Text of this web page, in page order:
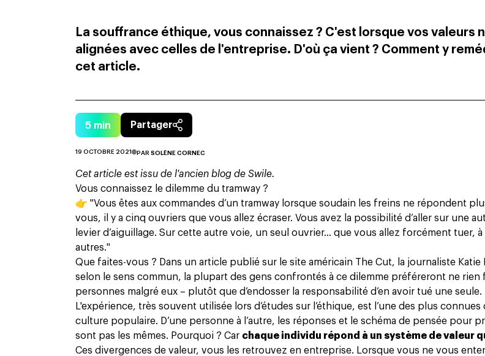
La souffrance éthique, vous connaissez ? C'est lorsque vos valeurs
alignées avec celles de l'entreprise. D'où ça vient ? Comment y
cet article.
5 min Partager
19 OCTOBRE 2021 PAR SOLÈNE CORNEC
Cet article est issu de l'ancien blog de Swile.
Vous connaissez le dilemme du tramway ?
👉 "Vous êtes aux commandes d’un tramway lorsque soudain les freins ne répondent
vous, il y a cinq ouvriers que vous allez écraser. Vous avez la possibilité d’aller sur une
levier d’aiguillage. Sur cette autre voie, un seul ouvrier… que vous allez forcément tuer,
autres."
Que faites-vous ? Dans un article publié sur le site américain The Cut, la journaliste Katie
selon le sens commun, la plupart des gens confrontés à ce dilemme préféreront ne rien
personnes malgré eux – plutôt que d’endosser la responsabilité d’en avoir tué une seule.
L'expérience, très souvent utilisée lors d’études sur l’éthique, est l’une des plus
culture populaire. D’une personne à l’autre, les réponses et le schéma de pensée pour
sont pas les mêmes. Pourquoi ? Car chaque individu répond à un système de valeur
Ces divergences de valeur, vous les retrouvez en entreprise. Lorsque vous ne vous